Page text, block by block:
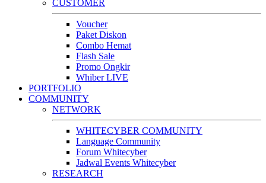
CUSTOMER
Voucher
Paket Diskon
Combo Hemat
Flash Sale
Promo Ongkir
Whiber LIVE
PORTFOLIO
COMMUNITY
NETWORK
WHITECYBER COMMUNITY
Language Community
Forum Whitecyber
Jadwal Events Whitecyber
RESEARCH